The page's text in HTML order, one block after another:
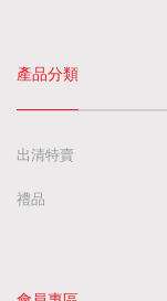
產品分類
出清特賣
禮品